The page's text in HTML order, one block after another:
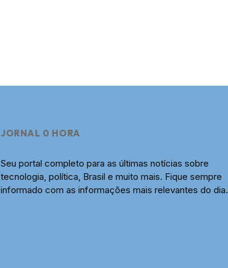
JORNAL 0 HORA
Seu portal completo para as últimas notícias sobre
tecnologia, política, Brasil e muito mais. Fique sempre
informado com as informações mais relevantes do dia.